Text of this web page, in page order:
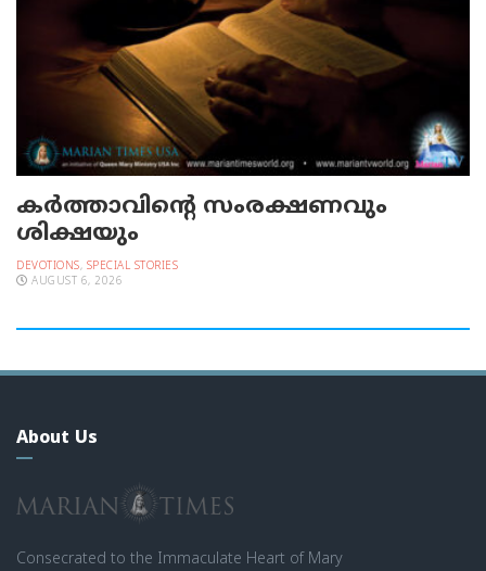
കർത്താവിന്റെ സംരക്ഷണവും
ശിക്ഷയും
DEVOTIONS, SPECIAL STORIES
AUGUST 6, 2026
About Us
Consecrated to the Immaculate Heart of Mary